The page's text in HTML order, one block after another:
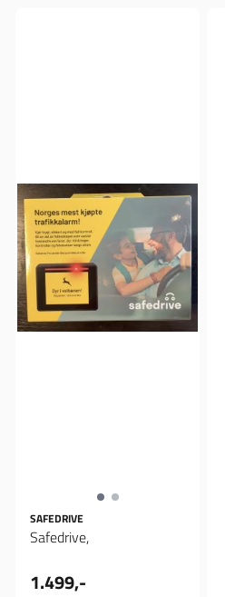
SAFEDRIVE
Safedrive,
1.499,-